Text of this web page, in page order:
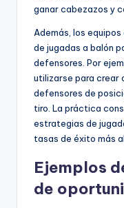
ganar cabezazos y
Además, los
de jugadas a balón
defensores. Por
utilizarse para crear
defensores de
tiro. La práctica
estrategias de
tasas de éxito más
Ejemplos
de